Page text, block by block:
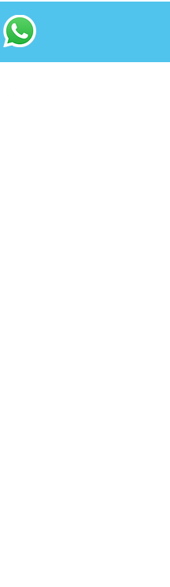
Tel: (11) 3835-